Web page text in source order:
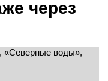
через